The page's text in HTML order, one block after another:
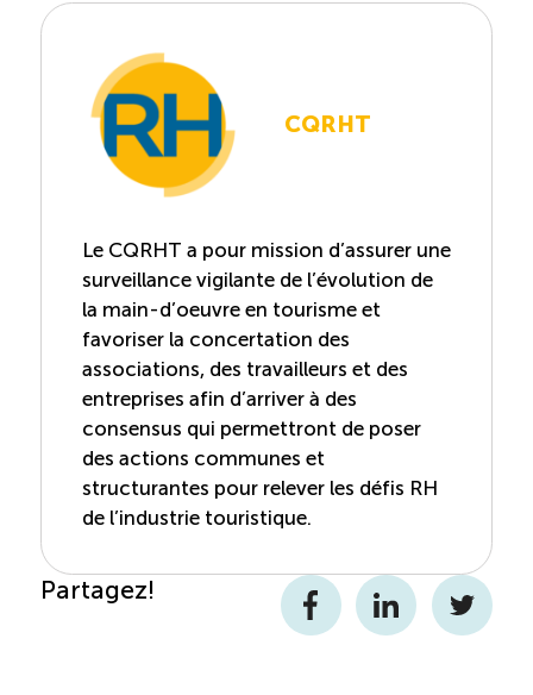
CQRHT
Le CQRHT a pour mission d’assurer une
surveillance vigilante de l’évolution de
la main-d’oeuvre en tourisme et
favoriser la concertation des
associations, des travailleurs et des
entreprises afin d’arriver à des
consensus qui permettront de poser
des actions communes et
structurantes pour relever les défis RH
de l’industrie touristique.
Partagez!
FacebookLinkedInTwitter